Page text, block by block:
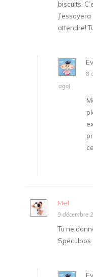
biscuits.
attendre!
8
ago)
Mel
9 décembre
Tu ne
Spéculoos